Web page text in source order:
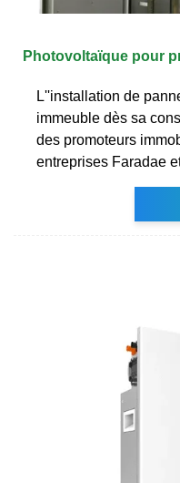
Photovoltaïque pour
L''installation de
immeuble dès sa
des promoteurs
entreprises Faradae